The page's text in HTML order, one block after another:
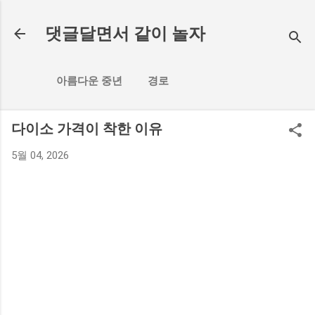
댓글달면서 같이 놀자
아름다운 중년 경로
다이소 가격이 착한 이유
5월 04, 2026